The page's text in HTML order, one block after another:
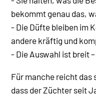
bekommt genau das,
- Die Düfte bleiben im
andere kräftig und
- Die Auswahl ist breit
Für manche reicht das
dass der Züchter seit